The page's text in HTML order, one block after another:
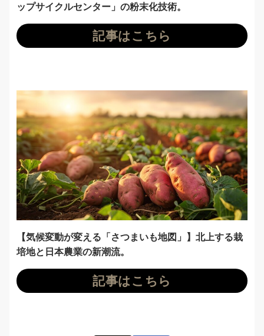
ップサイクルセンター」の粉末化技術。
記事はこちら
【気候変動が変える「さつまいも地図」】北上する栽
培地と日本農業の新潮流。
記事はこちら